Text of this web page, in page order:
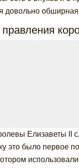
довольно
Елизаветы II
это было первое